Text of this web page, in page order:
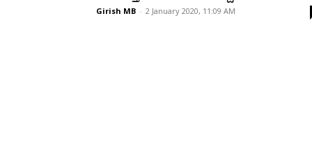
Girish MB - 2 January 2020, 11:09 AM